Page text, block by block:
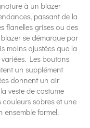
à un blazer
passant de la
flanelles grises ou des
se démarque par
moins ajustées que la
Les boutons
un supplément
donnent un air
veste de costume
couleurs sobres et une
formel.